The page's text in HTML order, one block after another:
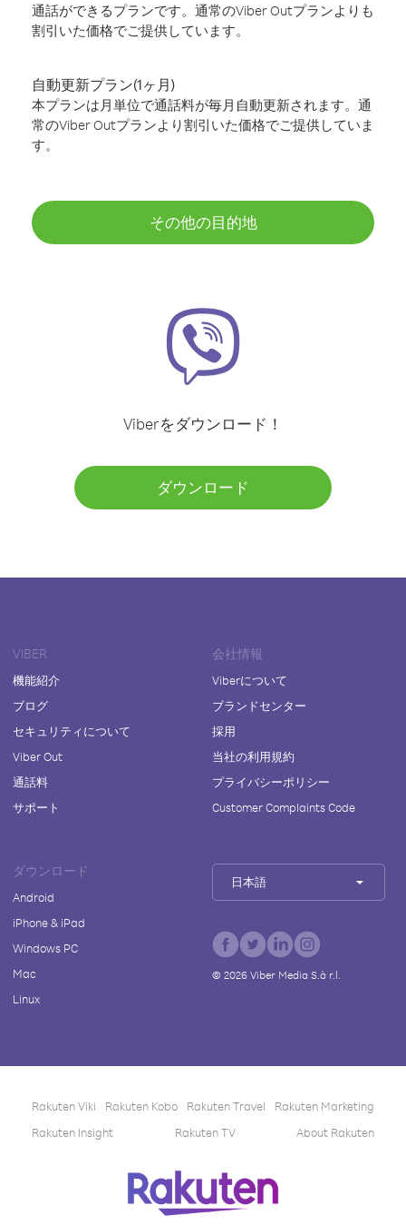
通話ができるプランです。通常のViber Outプランよりも
割引いた価格でご提供しています。
自動更新プラン(1ヶ月)
本プランは月単位で通話料が毎月自動更新されます。通
常のViber Outプランより割引いた価格でご提供していま
す。
その他の目的地
Viberをダウンロード！
ダウンロード
VIBER
機能紹介
ブログ
セキュリティについて
Viber Out
通話料
サポート
会社情報
Viberについて
ブランドセンター
採用
当社の利用規約
プライバシーポリシー
Customer Complaints Code
ダウンロード
Android
iPhone & iPad
Windows PC
Mac
Linux
日本語
© 2026Viber Media S.à r.l.
Rakuten Viki Rakuten Kobo Rakuten Travel
Rakuten Marketing
Rakuten Insight
Rakuten TV About Rakuten